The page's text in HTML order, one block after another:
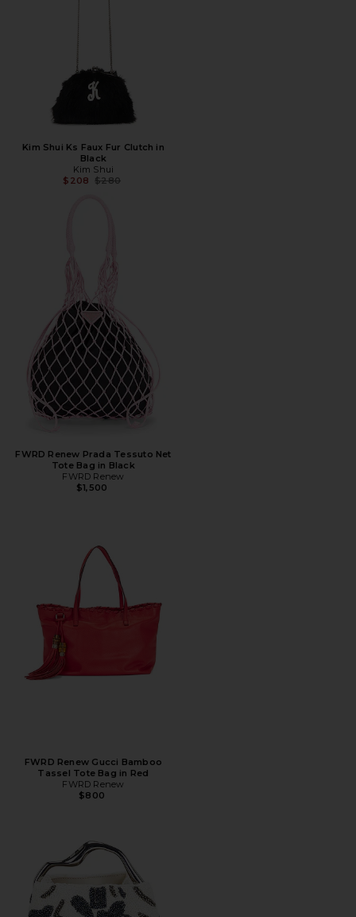
Kim Shui Ks Faux Fur Clutch in
Black
Kim Shui
$208 Предыдущая цена:
$280
FWRD Renew Prada Tessuto Net
Tote Bag in Black
FWRD Renew
$1,500
FWRD Renew Gucci Bamboo
Tassel Tote Bag in Red
FWRD Renew
$800